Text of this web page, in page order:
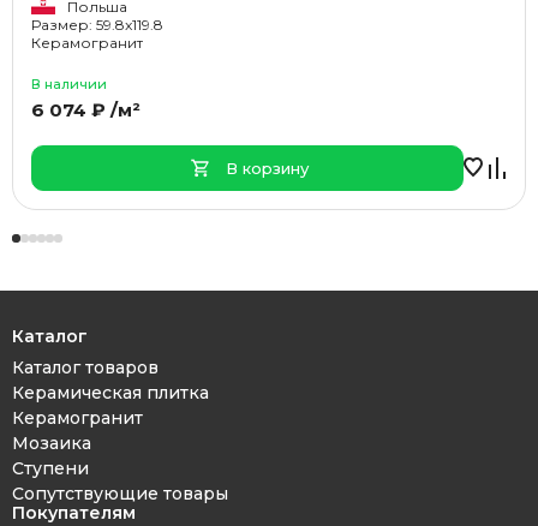
Польша
Размер: 59.8x119.8
Керамогранит
В наличии
6 074 ₽ /м²
В корзину
Каталог
Каталог товаров
Керамическая плитка
Керамогранит
Мозаика
Ступени
Сопутствующие товары
Покупателям